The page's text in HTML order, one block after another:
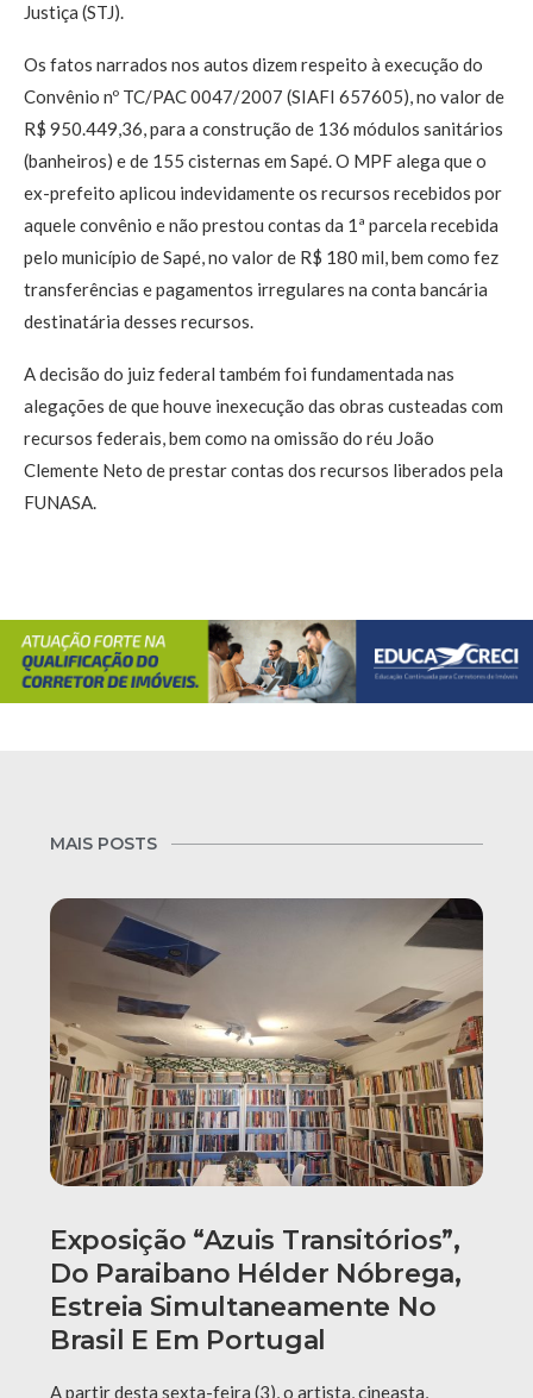
Justiça (STJ).
Os fatos narrados nos autos dizem respeito à execução do
Convênio nº TC/PAC 0047/2007 (SIAFI 657605), no valor de
R$ 950.449,36, para a construção de 136 módulos sanitários
(banheiros) e de 155 cisternas em Sapé. O MPF alega que o
ex-prefeito aplicou indevidamente os recursos recebidos por
aquele convênio e não prestou contas da 1ª parcela recebida
pelo município de Sapé, no valor de R$ 180 mil, bem como fez
transferências e pagamentos irregulares na conta bancária
destinatária desses recursos.
A decisão do juiz federal também foi fundamentada nas
alegações de que houve inexecução das obras custeadas com
recursos federais, bem como na omissão do réu João
Clemente Neto de prestar contas dos recursos liberados pela
FUNASA.
MAIS POSTS
Exposição “Azuis Transitórios”,
Do Paraibano Hélder Nóbrega,
Estreia Simultaneamente No
Brasil E Em Portugal
A partir desta sexta-feira (3), o artista, cineasta,